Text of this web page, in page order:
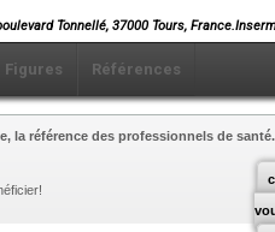
Tonnellé, 37000 Tours,
Figures Références
la référence des professionnels de santé.